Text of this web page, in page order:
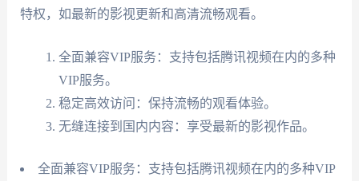
特权，如最新的影视更新和高清流畅观看。
全面兼容VIP服务：支持包括腾讯视频在内的多种
VIP服务。
稳定高效访问：保持流畅的观看体验。
无缝连接到国内内容：享受最新的影视作品。
全面兼容VIP服务：支持包括腾讯视频在内的多种VIP